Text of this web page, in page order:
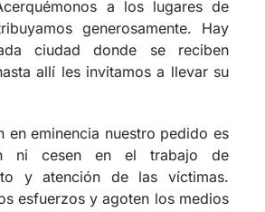
ciudad donde se reciben
allí les invitamos a llevar su
en eminencia nuestro pedido es
y atención de las víctimas.
esfuerzos y agoten los medios
incluyan a la sociedad civil y
organicen y hagan de este